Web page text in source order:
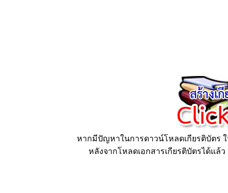
หากมีปัญหาในการดาวน์โหลดเกียรติบัตร
หลังจากโหลดเอกสารเกียรติบัตรได้แล้